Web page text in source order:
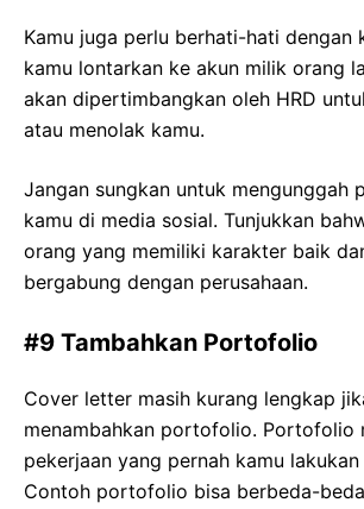
Kamu juga perlu berhati-hati dengan
kamu lontarkan ke akun milik orang
akan dipertimbangkan oleh HRD
atau menolak kamu.
Jangan sungkan untuk mengunggah
kamu di media sosial. Tunjukkan
orang yang memiliki karakter baik
bergabung dengan perusahaan.
#9 Tambahkan Portofolio
Cover letter masih kurang lengkap
menambahkan portofolio. Portofolio
pekerjaan yang pernah kamu lakukan
Contoh portofolio bisa berbeda-